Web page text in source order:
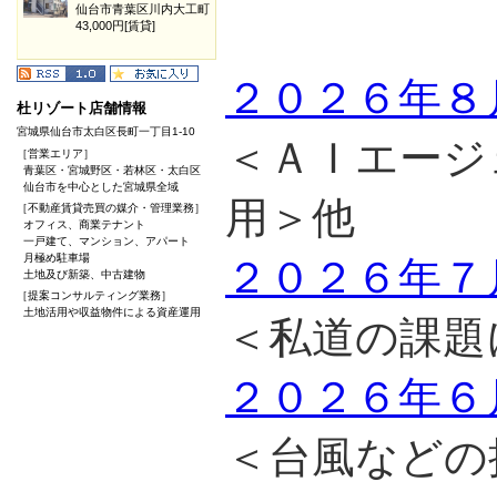
２０２６年
＜ＡＩエー
用＞他
２０２６年
＜私道の課
２０２６年
＜台風など
仙台市青葉区川内大工町
43,000円[賃貸]
杜リゾート店舗情報
宮城県仙台市太白区長町一丁目1-10
［営業エリア］
青葉区・宮城野区・若林区・太白区
仙台市を中心とした宮城県全域
［不動産賃貸売買の媒介・管理業務］
オフィス、商業テナント
一戸建て、マンション、アパート
月極め駐車場
土地及び新築、中古建物
［提案コンサルティング業務］
土地活用や収益物件による資産運用